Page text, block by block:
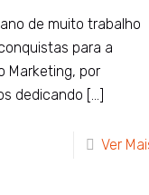
de muito trabalho
para a
Marketing, por
dedicando […]
Ver